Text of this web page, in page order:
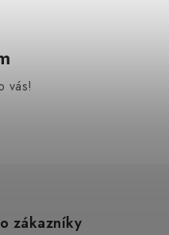
vás!
zákazníky